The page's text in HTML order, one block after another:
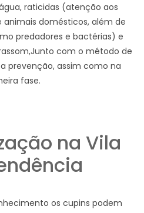
raticidas (atenção aos
animais domésticos, além de
predadores e bactérias) e
com o método de
prevenção, assim como na
fase.
na Vila
os cupins podem